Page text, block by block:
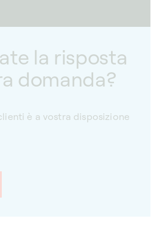
la risposta
domanda?
è a vostra disposizione